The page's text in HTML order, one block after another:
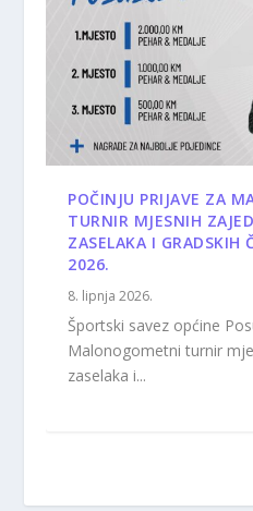
POČINJU PRIJAVE ZA
TURNIR MJESNIH
ZASELAKA I GRADSKIH
2026.
8. lipnja 2026.
Športski savez općine
Malonogometni turnir
zaselaka i...